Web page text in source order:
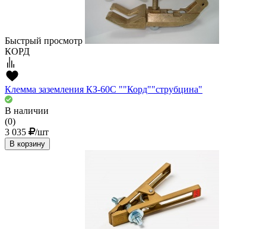
Быстрый просмотр
КОРД
Клемма заземления КЗ-60С ""Корд""струбцина"
В наличии
(0)
3 035
/шт
В корзину